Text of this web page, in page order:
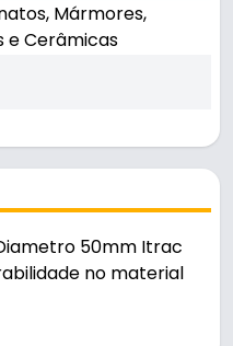
Mármores,
e Cerâmicas
50mm Itrac
no material